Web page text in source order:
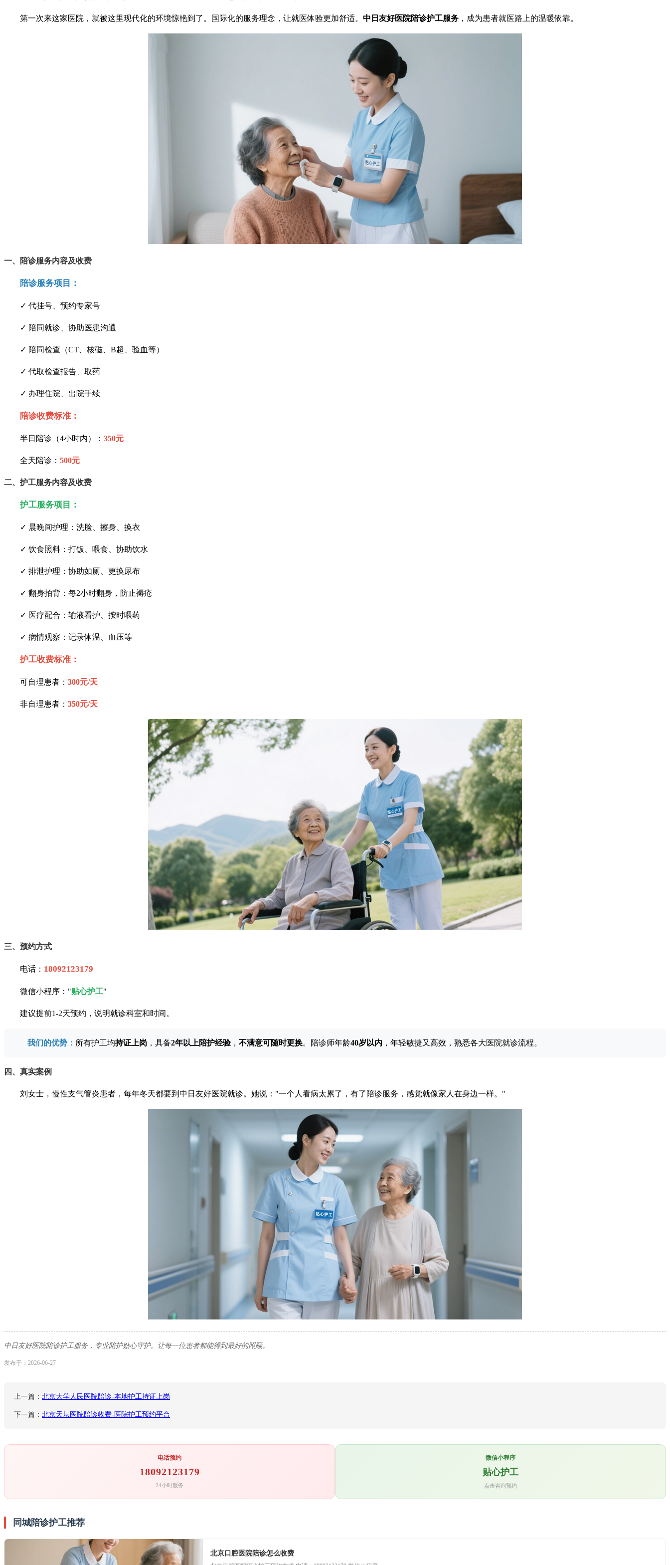
第一次来这家医院，就被这里现代化的环境惊艳到了。国际化的服务理念，让就医体验更加舒适。 中日友好医院陪诊护工服务 ，成为患者就医路上的温暖依靠。
一、陪诊服务内容及收费
陪诊服务项目：
✓ 代挂号、预约专家号
✓ 陪同就诊、协助医患沟通
✓ 陪同检查（CT、核磁、B超、验血等）
✓ 代取检查报告、取药
✓ 办理住院、出院手续
陪诊收费标准：
半日陪诊（4小时内）： 350元
全天陪诊： 500元
二、护工服务内容及收费
护工服务项目：
✓ 晨晚间护理：洗脸、擦身、换衣
✓ 饮食照料：打饭、喂食、协助饮水
✓ 排泄护理：协助如厕、更换尿布
✓ 翻身拍背：每2小时翻身，防止褥疮
✓ 医疗配合：输液看护、按时喂药
✓ 病情观察：记录体温、血压等
护工收费标准：
可自理患者： 300元/天
非自理患者： 350元/天
三、预约方式
电话： 18092123179
微信小程序："贴心护工"
建议提前1-2天预约，说明就诊科室和时间。
我们的优势： 所有护工均持证上岗 ，具备2年以上陪护经验， 不满意可随时更换。陪诊师年龄40岁以内 ，年轻敏捷又高效，熟悉各大医院就诊流程。
四、真实案例
刘女士，慢性支气管炎患者，每年冬天都要到中日友好医院就诊。她说："一个人看病太累了，有了陪诊服务，感觉就像家人在身边一样。"
中日友好医院陪诊护工服务，专业陪护贴心守护。让每一位患者都能得到最好的照顾。
发布于：2026-06-27
上一篇： 北京大学人民医院陪诊-本地护工持证上岗
下一篇： 北京天坛医院陪诊收费-医院护工预约平台
电话预约
18092123179
24小时服务
微信小程序
贴心护工
点击咨询预约
同城陪诊护工推荐
北京口腔医院陪诊怎么收费